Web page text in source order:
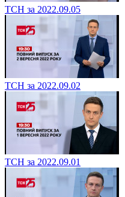
ТСН за 2022.09.05
ТСН за 2022.09.02
ТСН за 2022.09.01